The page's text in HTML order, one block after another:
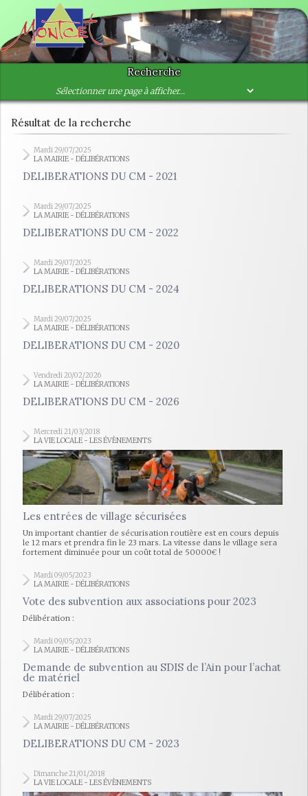
Recherche
Résultat de la recherche
Mardi 29/07/2025
LA MAIRIE - DÉLIBÉRATIONS
DELIBERATIONS DU CM - 2021
Mardi 29/07/2025
LA MAIRIE - DÉLIBÉRATIONS
DELIBERATIONS DU CM - 2022
Mardi 29/07/2025
LA MAIRIE - DÉLIBÉRATIONS
DELIBERATIONS DU CM - 2024
Mardi 29/07/2025
LA MAIRIE - DÉLIBÉRATIONS
DELIBERATIONS DU CM - 2020
Vendredi 20/02/2026
LA MAIRIE - DÉLIBÉRATIONS
DELIBERATIONS DU CM - 2026
Mercredi 21/03/2018
LA VIE LOCALE - LES ÉVÈNEMENTS
Les entrées de village sécurisées
Un important chantier de sécurisation routière est en cours depuis
le 12 mars et prendra fin le 23 mars. La vitesse dans le village sera
fortement diminuée pour un coût total de 50000€ !
Mardi 09/05/2023
LA MAIRIE - DÉLIBÉRATIONS
Vote des subvention aux associations pour 2023
Délibération :
Mardi 09/05/2023
LA MAIRIE - DÉLIBÉRATIONS
Demande de subvention au SDIS de l’Ain pour l’achat
de matériel
Délibération :
Mardi 29/07/2025
LA MAIRIE - DÉLIBÉRATIONS
DELIBERATIONS DU CM - 2023
Dimanche 21/01/2018
LA VIE LOCALE - LES ÉVÈNEMENTS